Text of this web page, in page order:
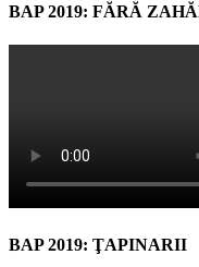
BAP 2019: FĂRĂ
BAP 2019: ŢAPINARII